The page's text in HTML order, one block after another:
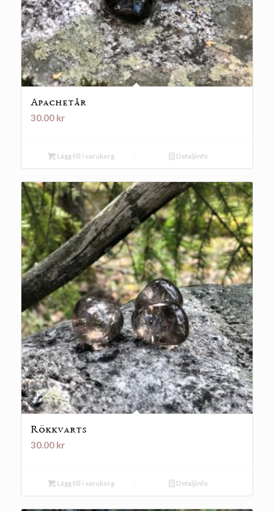
Apachetår
30.00 kr
Lägg till i varukorg Detaljinfo
Rökkvarts
30.00 kr
Lägg till i varukorg Detaljinfo